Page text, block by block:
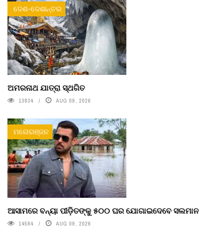
ଦେଶ-ଦେଶାନ୍ତର
ଅମରନାଥ ଯାତ୍ରା ସ୍ଥଗିତ
13834 AUG 09, 2026
ମନୋରଞ୍ଜନ
ଆସାମରେ ବନ୍ୟା ପୀଡ଼ିତଙ୍କୁ ୫୦୦ ଘର ଯୋଗାଇଦେବେ ସଲମାନ
14584 AUG 09, 2026